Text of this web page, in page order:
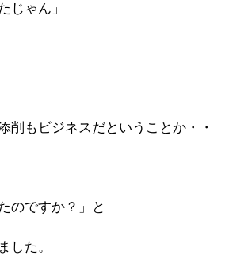
じゃん」
削もビジネスだということか・・
のですか？」と
した。